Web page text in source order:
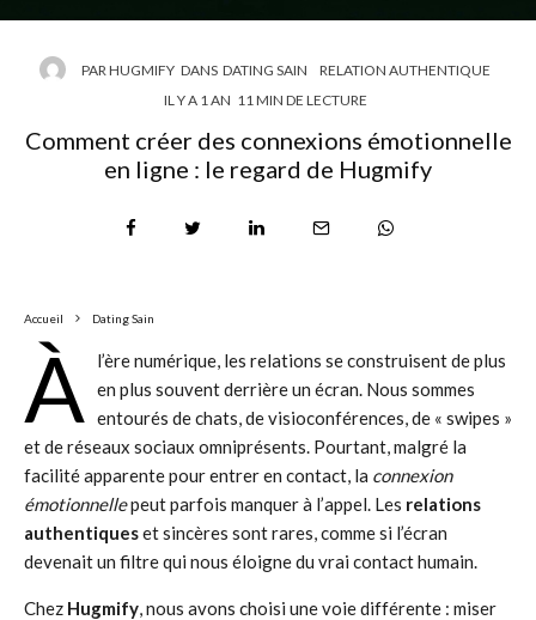
PAR HUGMIFY DANS DATING SAIN
RELATION AUTHENTIQUE
IL Y A 1 AN 11 MIN DE LECTURE
Comment créer des connexions émotionnelle
en ligne : le regard de Hugmify
Accueil Dating Sain
À
l’ère numérique, les relations se construisent de plus
en plus souvent derrière un écran. Nous sommes
entourés de chats, de visioconférences, de « swipes »
et de réseaux sociaux omniprésents. Pourtant, malgré la
facilité apparente pour entrer en contact, la connexion
émotionnellepeut parfois manquer à l’appel. Les relations
authentiqueset sincères sont rares, comme si l’écran
devenait un filtre qui nous éloigne du vrai contact humain.
Chez Hugmify, nous avons choisi une voie différente : miser